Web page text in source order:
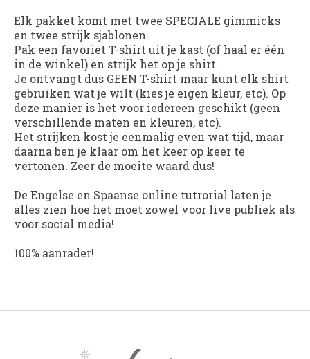
Elk pakket komt met twee SPECIALE gimmicks
en twee strijk sjablonen.
Pak een favoriet T-shirt uit je kast (of haal er één
in de winkel) en strijk het op je shirt.
Je ontvangt dus GEEN T-shirt maar kunt elk shirt
gebruiken wat je wilt (kies je eigen kleur, etc). Op
deze manier is het voor iedereen geschikt (geen
verschillende maten en kleuren, etc).
Het strijken kost je eenmalig even wat tijd, maar
daarna ben je klaar om het keer op keer te
vertonen. Zeer de moeite waard dus!
De Engelse en Spaanse online tutrorial laten je
alles zien hoe het moet zowel voor live publiek als
voor social media!
100% aanrader!